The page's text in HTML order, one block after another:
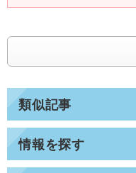
類似記事
情報を探す